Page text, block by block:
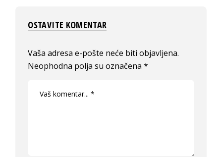
OSTAVITE KOMENTAR
Vaša adresa e-pošte neće biti objavljena.
Neophodna polja su označena*